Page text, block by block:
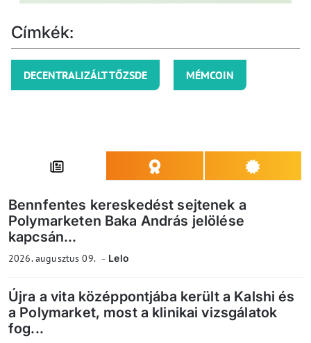
Címkék:
DECENTRALIZÁLT TŐZSDE MÉMCOIN
Bennfentes kereskedést sejtenek a
Polymarketen Baka András jelölése
kapcsán...
2026. augusztus 09. Lelo
Újra a vita középpontjába került a Kalshi és
a Polymarket, most a klinikai vizsgálatok
fog...